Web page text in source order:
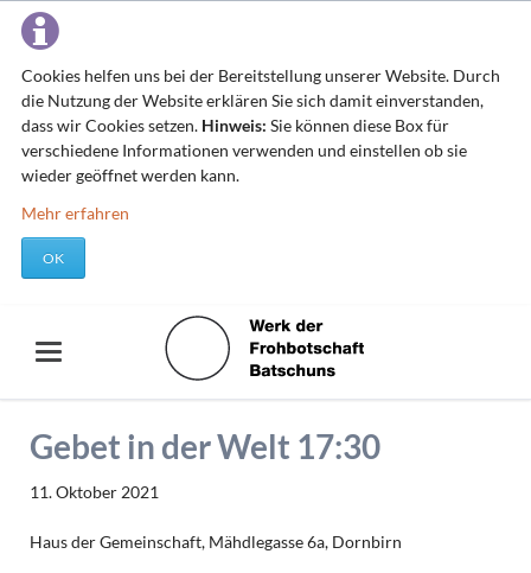
Cookies helfen uns bei der Bereitstellung unserer Website. Durch
die Nutzung der Website erklären Sie sich damit einverstanden,
dass wir Cookies setzen. Hinweis: Sie können diese Box für
verschiedene Informationen verwenden und einstellen ob sie
wieder geöffnet werden kann.
Mehr erfahren
OK
Gebet in der Welt 17:30
11. Oktober 2021
Haus der Gemeinschaft, Mähdlegasse 6a, Dornbirn